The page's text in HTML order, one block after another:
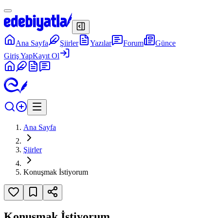
Ana Sayfa Şiirler Yazılar Forum
Günce
Giriş YapKayıt Ol
Ana Sayfa
Şiirler
Konuşmak İstiyorum